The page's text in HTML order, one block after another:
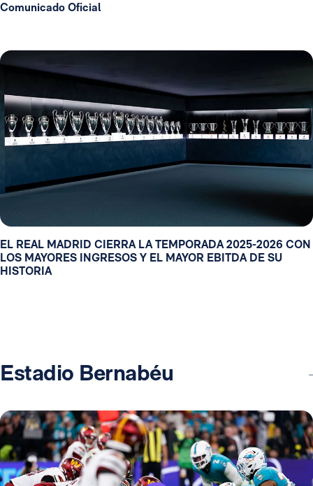
Comunicado Oficial
EL REAL MADRID CIERRA LA TEMPORADA 2025-2026 CON
LOS MAYORES INGRESOS Y EL MAYOR EBITDA DE SU
HISTORIA
Estadio Bernabéu